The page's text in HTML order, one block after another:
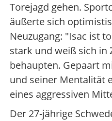
Torejagd gehen.
äußerte sich
Neuzugang: "Isac ist
stark und weiß sich in
behaupten. Gepaart
und seiner Mentalität
eines aggressiven
Der 27-jährige